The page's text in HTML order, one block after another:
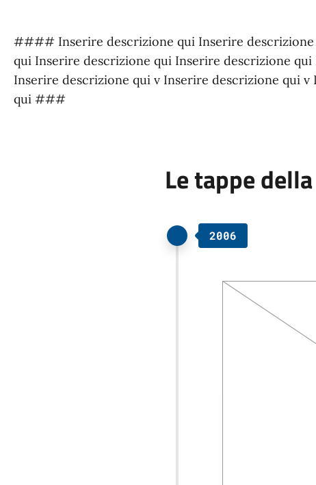
#### Inserire descrizione qui Inserire
qui Inserire descrizione qui Inserire descrizione
Inserire descrizione qui v Inserire descrizione qui
qui ###
Le tappe
2006